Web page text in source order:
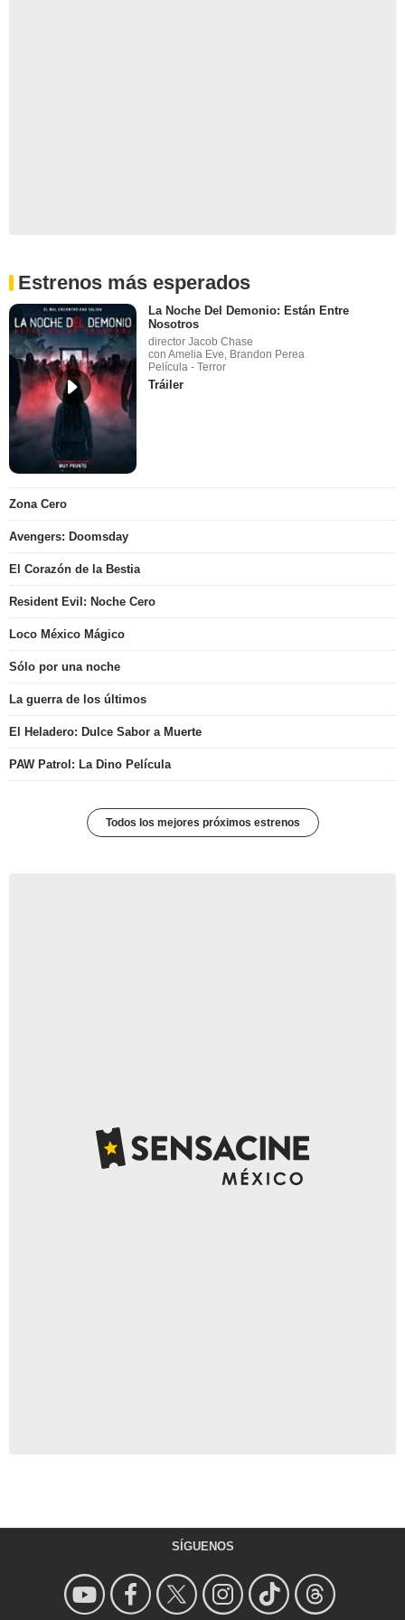
Estrenos más esperados
La Noche Del Demonio: Están Entre
Nosotros
director Jacob Chase
con Amelia Eve, Brandon Perea
Película - Terror
Tráiler
Zona Cero
Avengers: Doomsday
El Corazón de la Bestia
Resident Evil: Noche Cero
Loco México Mágico
Sólo por una noche
La guerra de los últimos
El Heladero: Dulce Sabor a Muerte
PAW Patrol: La Dino Película
Todos los mejores próximos estrenos
SÍGUENOS